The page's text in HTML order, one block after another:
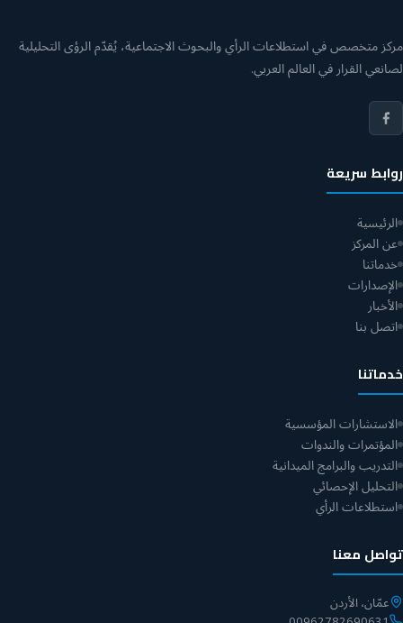
مركز متخصص في استطلاعات الرأي والبحوث الاجتماعية، يُقدّم الرؤى التحليلية
لصانعي القرار في العالم العربي.
روابط سريعة
الرئيسية
عن المركز
خدماتنا
الإصدارات
الأخبار
اتصل بنا
خدماتنا
الاستشارات المؤسسية
المؤتمرات والندوات
التدريب والبرامج الميدانية
التحليل الإحصائي
استطلاعات الرأي
تواصل معنا
عمّان، الأردن